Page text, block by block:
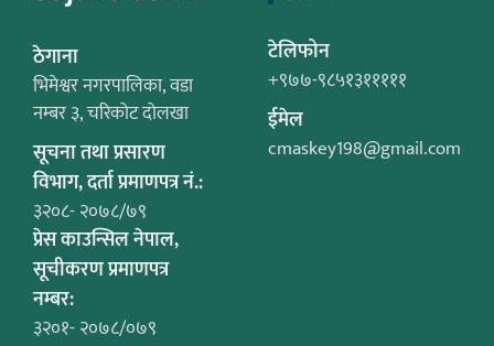
ठेगाना
भिमेश्वर नगरपालिका, वडा
नम्बर ३, चरिकोट दोलखा
सूचना तथा प्रसारण
विभाग, दर्ता प्रमाणपत्र नं.:
३२०८- २०७८/७९
प्रेस काउन्सिल नेपाल,
सूचीकरण प्रमाणपत्र
नम्बर:
३२०१- २०७८/०७९
टेलिफोन
+९७७-९८५१३१११११
ईमेल
cmaskey198@gmail.com